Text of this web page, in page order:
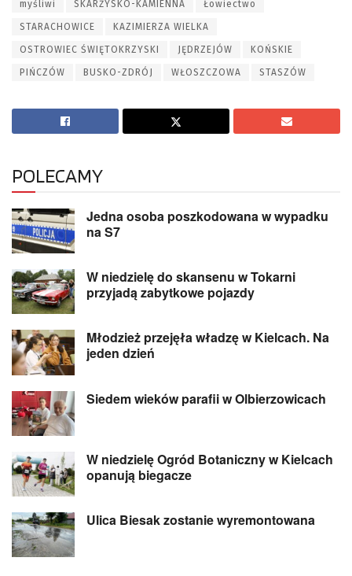
myśliwi SKARŻYSKO-KAMIENNA Łowiectwo
STARACHOWICE KAZIMIERZA WIELKA
OSTROWIEC ŚWIĘTOKRZYSKI JĘDRZEJÓW KOŃSKIE
PIŃCZÓW BUSKO-ZDRÓJ WŁOSZCZOWA STASZÓW
POLECAMY
Jedna osoba poszkodowana w wypadku
na S7
W niedzielę do skansenu w Tokarni
przyjadą zabytkowe pojazdy
Młodzież przejęła władzę w Kielcach. Na
jeden dzień
Siedem wieków parafii w Olbierzowicach
W niedzielę Ogród Botaniczny w Kielcach
opanują biegacze
Ulica Biesak zostanie wyremontowana